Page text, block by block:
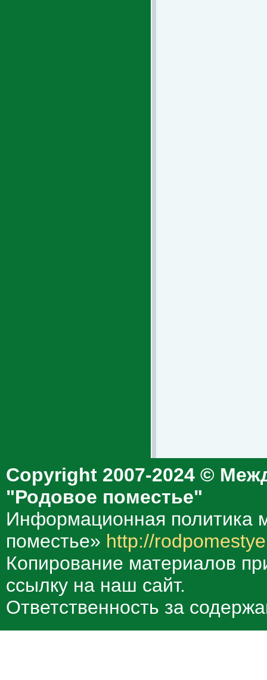
Copyright 2007-2024 ©
"Родовое поместье"
Информационная политика
поместье» http://
Копирование материалов
ссылку на наш сайт.
Ответственность за